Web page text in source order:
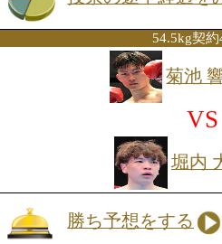
投票の途中
長身サウスポーの中
な距離感で試合を組
級昇格でラウンド数